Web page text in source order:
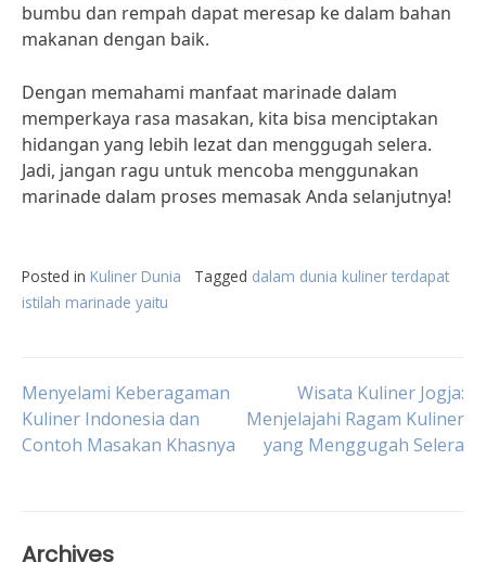
bumbu dan rempah dapat meresap ke dalam bahan
makanan dengan baik.
Dengan memahami manfaat marinade dalam
memperkaya rasa masakan, kita bisa menciptakan
hidangan yang lebih lezat dan menggugah selera.
Jadi, jangan ragu untuk mencoba menggunakan
marinade dalam proses memasak Anda selanjutnya!
Posted in Kuliner Dunia Tagged dalam dunia kuliner terdapat
istilah marinade yaitu
Post
navigation
Menyelami Keberagaman
Kuliner Indonesia dan
Contoh Masakan Khasnya
Wisata Kuliner Jogja:
Menjelajahi Ragam Kuliner
yang Menggugah Selera
Archives